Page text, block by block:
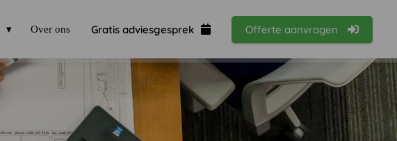
Over ons Gratis adviesgesprek Offerte aanvragen